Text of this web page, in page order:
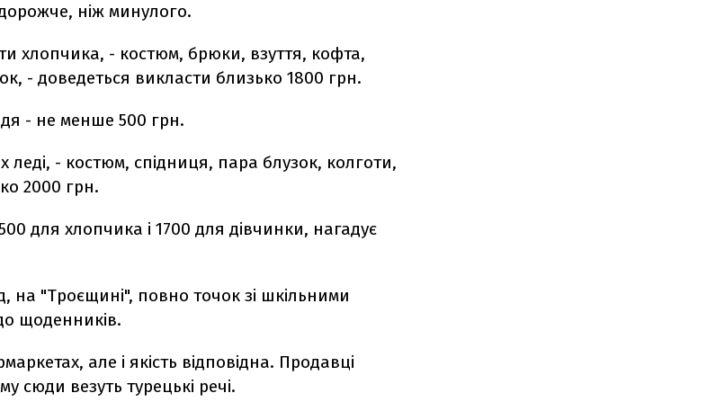
ніж минулого.
хлопчика, - костюм, брюки, взуття, кофта,
- доведеться викласти близько 1800 грн.
- не менше 500 грн.
леді, - костюм, спідниця, пара блузок, колготи,
2000 грн.
для хлопчика і 1700 для дівчинки, нагадує
на "Троєщині", повно точок зі шкільними
щоденників.
але і якість відповідна. Продавці
сюди везуть турецькі речі.